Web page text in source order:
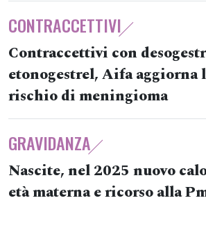
CONTRACCETTIVI
Contraccettivi con
etonogestrel, Aifa aggiorna
rischio di meningioma
GRAVIDANZA
Nascite, nel 2025 nuovo
età materna e ricorso alla